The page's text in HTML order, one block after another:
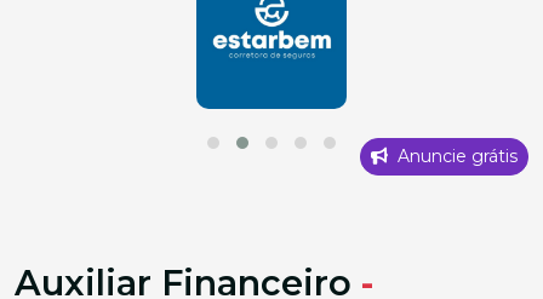
Anuncie grátis
Auxiliar Financeiro -